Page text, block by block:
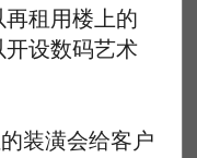
租用楼上的
开设数码艺术
装潢会给客户